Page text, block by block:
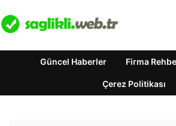
Güncel Haberler Firma
Çerez Politikası